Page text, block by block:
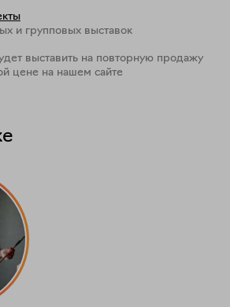
и групповых выставок
выставить на повторную продажу
цене на нашем сайте